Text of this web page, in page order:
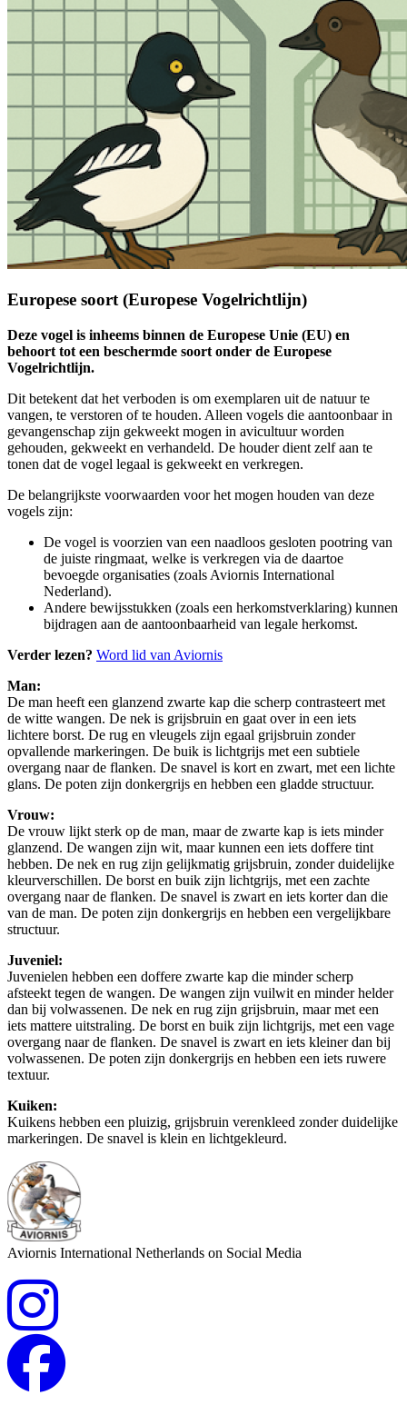
Europese soort (Europese Vogelrichtlijn)
Deze vogel is inheems binnen de Europese Unie (EU) en
behoort tot een beschermde soort onder de Europese
Vogelrichtlijn.
Dit betekent dat het verboden is om exemplaren uit de natuur te
vangen, te verstoren of te houden. Alleen vogels die aantoonbaar in
gevangenschap zijn gekweekt mogen in avicultuur worden
gehouden, gekweekt en verhandeld. De houder dient zelf aan te
tonen dat de vogel legaal is gekweekt en verkregen.
De belangrijkste voorwaarden voor het mogen houden van deze
vogels zijn:
De vogel is voorzien van een naadloos gesloten pootring van
de juiste ringmaat, welke is verkregen via de daartoe
bevoegde organisaties (zoals Aviornis International
Nederland).
Andere bewijsstukken (zoals een herkomstverklaring) kunnen
bijdragen aan de aantoonbaarheid van legale herkomst.
Verder lezen? Word lid van Aviornis
Man:
De man heeft een glanzend zwarte kap die scherp contrasteert met
de witte wangen. De nek is grijsbruin en gaat over in een iets
lichtere borst. De rug en vleugels zijn egaal grijsbruin zonder
opvallende markeringen. De buik is lichtgrijs met een subtiele
overgang naar de flanken. De snavel is kort en zwart, met een lichte
glans. De poten zijn donkergrijs en hebben een gladde structuur.
Vrouw:
De vrouw lijkt sterk op de man, maar de zwarte kap is iets minder
glanzend. De wangen zijn wit, maar kunnen een iets doffere tint
hebben. De nek en rug zijn gelijkmatig grijsbruin, zonder duidelijke
kleurverschillen. De borst en buik zijn lichtgrijs, met een zachte
overgang naar de flanken. De snavel is zwart en iets korter dan die
van de man. De poten zijn donkergrijs en hebben een vergelijkbare
structuur.
Juveniel:
Juvenielen hebben een doffere zwarte kap die minder scherp
afsteekt tegen de wangen. De wangen zijn vuilwit en minder helder
dan bij volwassenen. De nek en rug zijn grijsbruin, maar met een
iets mattere uitstraling. De borst en buik zijn lichtgrijs, met een vage
overgang naar de flanken. De snavel is zwart en iets kleiner dan bij
volwassenen. De poten zijn donkergrijs en hebben een iets ruwere
textuur.
Kuiken:
Kuikens hebben een pluizig, grijsbruin verenkleed zonder duidelijke
markeringen. De snavel is klein en lichtgekleurd.
Aviornis International Netherlands on Social Media